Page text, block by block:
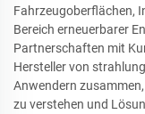
Fahrzeugoberflächen,
Bereich erneuerbarer
Partnerschaften mit
Hersteller von
Anwendern
zu verstehen und